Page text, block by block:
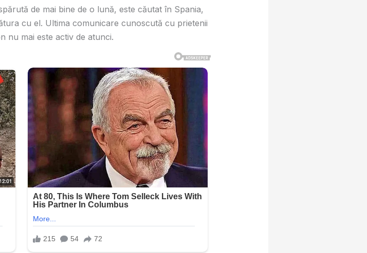
de mai bine de o lună, este căutat în Spania,
cu el. Ultima comunicare cunoscută cu prietenii
nu mai este activ de atunci.